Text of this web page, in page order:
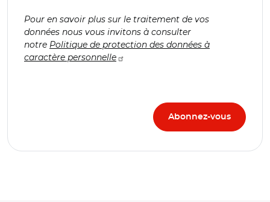
Pour en savoir plus sur le traitement de vos
données nous vous invitons à consulter
notre Politique de protection des données à
caractère personnelle